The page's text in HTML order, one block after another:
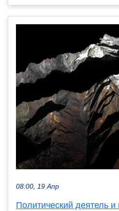
08:00, 19 Апр
Политический деятель